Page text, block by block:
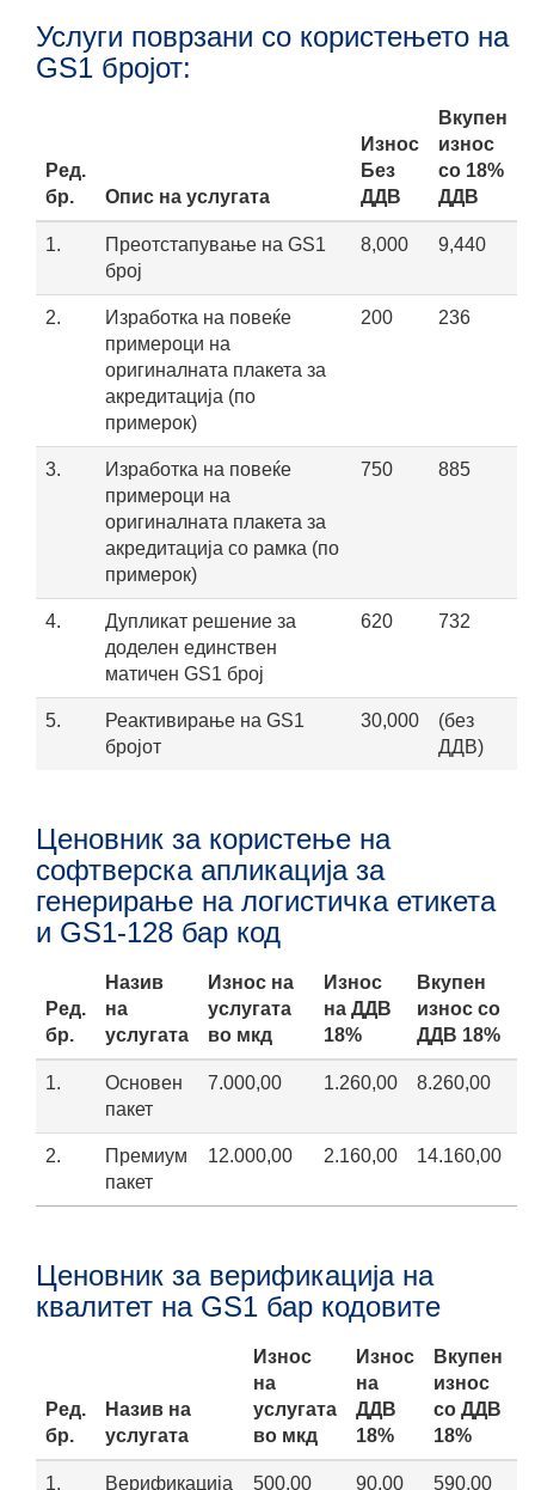
Услуги поврзани со користењето на
GS1 бројот:
Ред.
бр.
Опис на услугата
Износ
Без
ДДВ
Вкупен
износ
со 18%
ДДВ
1.
Преотстапување на GS1
број
8,000 9,440
2.
Изработка на повеќе
примероци на
оригиналната плакета за
акредитација (по
примерок)
200 236
3.
Изработка на повеќе
примероци на
оригиналната плакета за
акредитација со рамка (по
примерок)
750 885
4.
Дупликат решение за
доделен единствен
матичен GS1 број
620 732
5.
Реактивирање на GS1
бројот
30,000
(без
ДДВ)
Ценовник за користење на
софтверска апликација за
генерирање на логистичка етикета
и GS1-128 бар код
Ред.
бр.
Назив
на
услугата
Износ на
услугата
во мкд
Износ
на ДДВ
18%
Вкупен
износ со
ДДВ 18%
1.
Основен
пакет
7.000,00 1.260,00 8.260,00
2.
Премиум
пакет
12.000,00 2.160,00 14.160,00
Ценовник за верификација на
квалитет на GS1 бар кодовите
Ред.
бр.
Назив на
услугата
Износ
на
услугата
во мкд
Износ
на
ДДВ
18%
Вкупен
износ
со ДДВ
18%
1. Верификација 500,00 90,00 590,00